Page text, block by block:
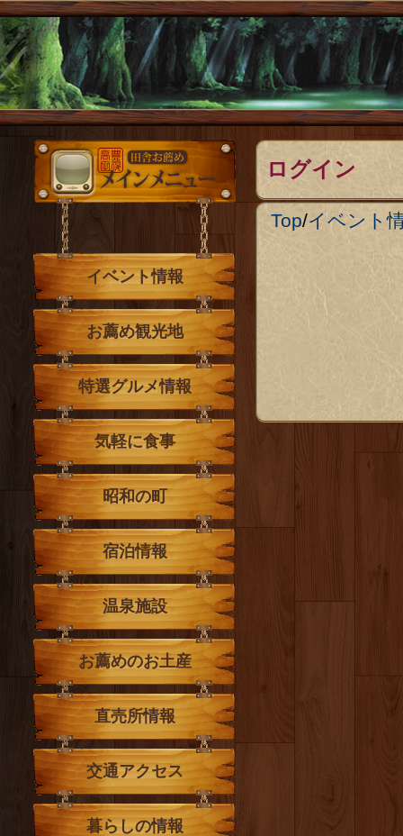
ログイン
Top/イベント
メインメニュー
イベント情報
お薦め観光地
特選グルメ情報
気軽に食事
昭和の町
宿泊情報
温泉施設
お薦めのお土産
直売所情報
交通アクセス
暮らしの情報